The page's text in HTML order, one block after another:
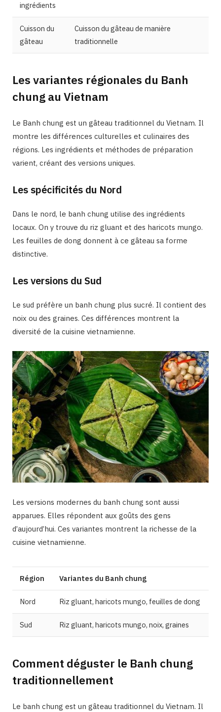
ingrédients
Cuisson du
gâteau
Cuisson du gâteau de manière
traditionnelle
Les variantes régionales du Banh
chung au Vietnam
Le Banh chung est un gâteau traditionnel du Vietnam. Il
montre les différences culturelles et culinaires des
régions. Les ingrédients et méthodes de préparation
varient, créant des versions uniques.
Les spécificités du Nord
Dans le nord, le banh chung utilise des ingrédients
locaux. On y trouve du riz gluant et des haricots mungo.
Les feuilles de dong donnent à ce gâteau sa forme
distinctive.
Les versions du Sud
Le sud préfère un banh chung plus sucré. Il contient des
noix ou des graines. Ces différences montrent la
diversité de la cuisine vietnamienne.
Les versions modernes du banh chung sont aussi
apparues. Elles répondent aux goûts des gens
d’aujourd’hui. Ces variantes montrent la richesse de la
cuisine vietnamienne.
Région Variantes du Banh chung
Nord Riz gluant, haricots mungo, feuilles de dong
Sud Riz gluant, haricots mungo, noix, graines
Comment déguster le Banh chung
traditionnellement
Le banh chung est un gâteau traditionnel du Vietnam. Il